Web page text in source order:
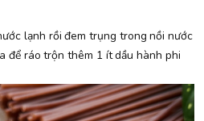
lạnh rồi đem trụng trong nồi nước
để ráo trộn thêm 1 ít dầu hành phi